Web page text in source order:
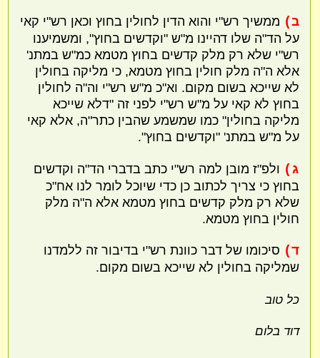
ב) ממשיך רש"י והוא הדין לחולין בחוץ וכאן רש"י קאי
על הד"ה שלו דהיינו מ"ש "וקדשים בחוץ", ומשמיענו
רש"י שלא רק מלק קדשים בחוץ מטמא כמ"ש במתנ'
אלא ה"ה מלק חולין בחוץ מטמא, כי מליקה בחולין
לא שייכא בשום מקום. וא"כ מ"ש רש"י וה"ה לחולין
בחוץ לא קאי על מ"ש רש"י לפני זה "דלא שייכא
מליקה בחולין" כמו שמשמע שהבין כתר"ה, אלא קאי
על מ"ש במתנ' "וקדשים בחוץ".
ג) ולפ"ז מובן למה רש"י כתב בדברי הד"ה וקדשים
בחוץ כי צריך לכתוב כן כדי שיוכל לומר לנו אח"כ
שלא רק מלק קדשים בחוץ מטמא אלא ה"ה מלק
חולין בחוץ מטמא.
ד) סיכומו של דבר כוונת רש"י בדיבור זה ללמדנו
שמליקה בחולין לא שייכא בשום מקום.
כל טוב
דוד בלום